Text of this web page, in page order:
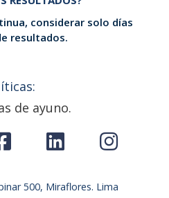
considerar solo días
resultados.
de ayuno.
500, Miraflores. Lima